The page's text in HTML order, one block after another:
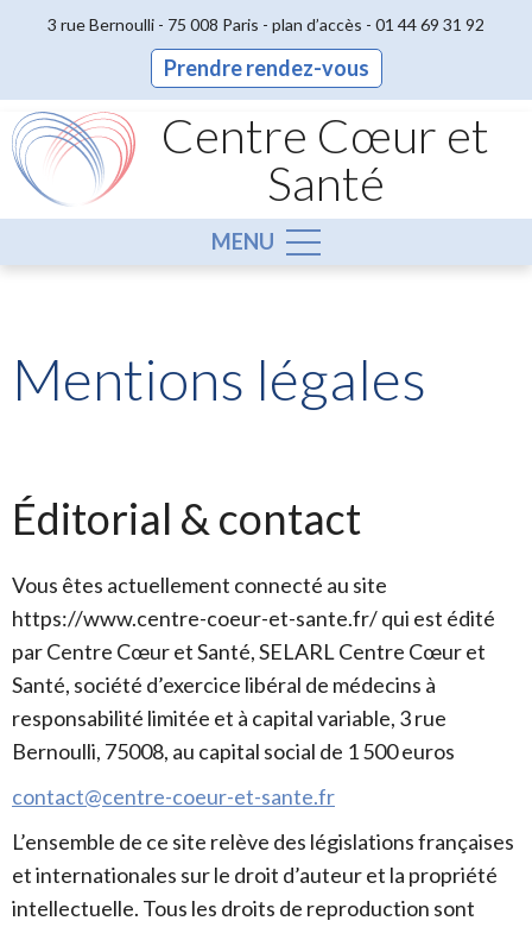
3 rue Bernoulli - 75 008 Paris - plan d’accès - 01 44 69 31 92
Prendre rendez-vous
Centre Cœur et
Santé
MENU
Mentions légales
Éditorial & contact
Vous êtes actuellement connecté au site
https://www.centre-coeur-et-sante.fr/ qui est édité
par Centre Cœur et Santé, SELARL Centre Cœur et
Santé, société d’exercice libéral de médecins à
responsabilité limitée et à capital variable, 3 rue
Bernoulli, 75008, au capital social de 1 500 euros
contact@centre-coeur-et-sante.fr
L’ensemble de ce site relève des législations françaises
et internationales sur le droit d’auteur et la propriété
intellectuelle. Tous les droits de reproduction sont